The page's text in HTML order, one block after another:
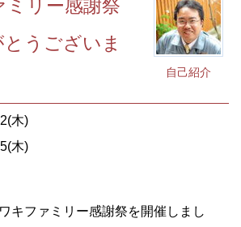
自己紹介
ミリー感謝祭
うございま
木)
木)
キファミリー感謝祭を開催しまし